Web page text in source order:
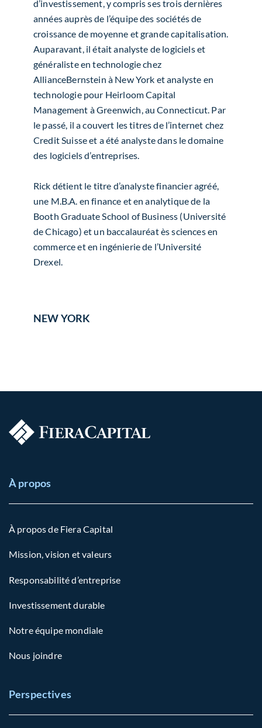
d’investissement, y compris ses trois dernières
années auprès de l’équipe des sociétés de
croissance de moyenne et grande capitalisation.
Auparavant, il était analyste de logiciels et
généraliste en technologie chez
AllianceBernstein à New York et analyste en
technologie pour Heirloom Capital
Management à Greenwich, au Connecticut. Par
le passé, il a couvert les titres de l’internet chez
Credit Suisse et a été analyste dans le domaine
des logiciels d’entreprises.
Rick détient le titre d’analyste financier agréé,
une M.B.A. en finance et en analytique de la
Booth Graduate School of Business (Université
de Chicago) et un baccalauréat ès sciences en
commerce et en ingénierie de l’Université
Drexel.
NEW YORK
À propos
À propos de Fiera Capital
Mission, vision et valeurs
Responsabilité d’entreprise
Investissement durable
Notre équipe mondiale
Nous joindre
Perspectives